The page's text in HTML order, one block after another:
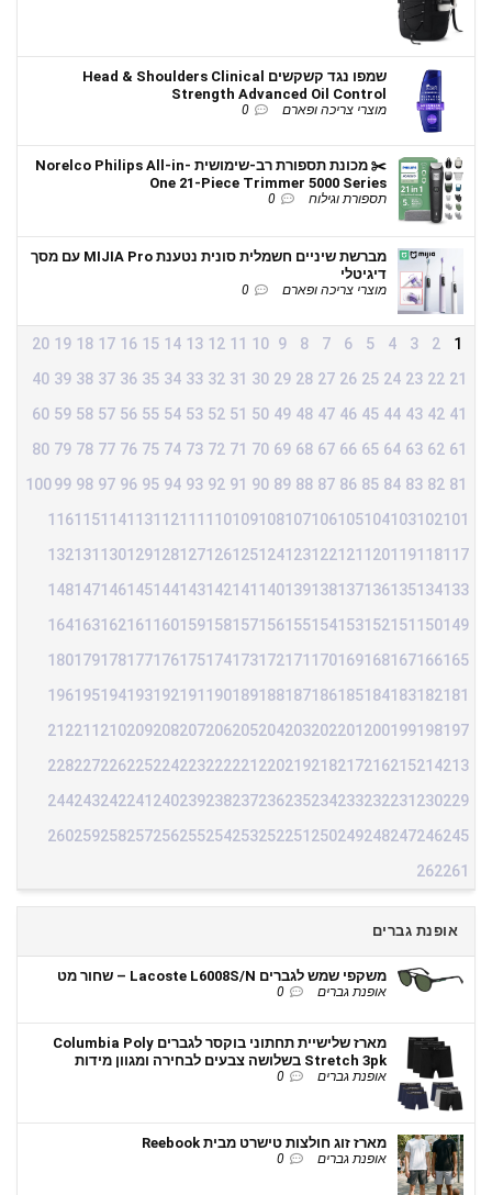
שמפו נגד קשקשים Head & Shoulders Clinical
Strength Advanced Oil Control
מוצרי צריכה ופארם 0
✂️ מכונת תספורת רב-שימושית Norelco Philips All-in-
One 21-Piece Trimmer 5000 Series
תספורת וגילוח 0
מברשת שיניים חשמלית סונית נטענת MIJIA Pro עם מסך
דיגיטלי
מוצרי צריכה ופארם 0
1
2
3
4
5
6
7
8
9
10
11
12
13
14
15
16
17
18
19
20
21
22
23
24
25
26
27
28
29
30
31
32
33
34
35
36
37
38
39
40
41
42
43
44
45
46
47
48
49
50
51
52
53
54
55
56
57
58
59
60
61
62
63
64
65
66
67
68
69
70
71
72
73
74
75
76
77
78
79
80
81
82
83
84
85
86
87
88
89
90
91
92
93
94
95
96
97
98
99
100
101
102
103
104
105
106
107
108
109
110
111
112
113
114
115
116
117
118
119
120
121
122
123
124
125
126
127
128
129
130
131
132
133
134
135
136
137
138
139
140
141
142
143
144
145
146
147
148
149
150
151
152
153
154
155
156
157
158
159
160
161
162
163
164
165
166
167
168
169
170
171
172
173
174
175
176
177
178
179
180
181
182
183
184
185
186
187
188
189
190
191
192
193
194
195
196
197
198
199
200
201
202
203
204
205
206
207
208
209
210
211
212
213
214
215
216
217
218
219
220
221
222
223
224
225
226
227
228
229
230
231
232
233
234
235
236
237
238
239
240
241
242
243
244
245
246
247
248
249
250
251
252
253
254
255
256
257
258
259
260
261
262
אופנת גברים
משקפי שמש לגברים Lacoste L6008S/N – שחור מט
אופנת גברים 0
מארז שלישיית תחתוני בוקסר לגברים Columbia Poly
Stretch 3pk בשלושה צבעים לבחירה ומגוון מידות
אופנת גברים 0
מארז זוג חולצות טישרט מבית Reebook
אופנת גברים 0